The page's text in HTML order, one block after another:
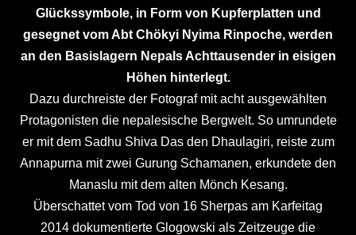
Glückssymbole, in Form von Kupferplatten und
gesegnet vom Abt Chökyi Nyima Rinpoche, werden
an den Basislagern Nepals Achttausender in eisigen
Höhen hinterlegt.
Dazu durchreiste der Fotograf mit acht ausgewählten
Protagonisten die nepalesische Bergwelt. So umrundete
er mit dem Sadhu Shiva Das den Dhaulagiri, reiste zum
Annapurna mit zwei Gurung Schamanen, erkundete den
Manaslu mit dem alten Mönch Kesang.
Überschattet vom Tod von 16 Sherpas am Karfeitag
2014 dokumentierte Glogowski als Zeitzeuge die